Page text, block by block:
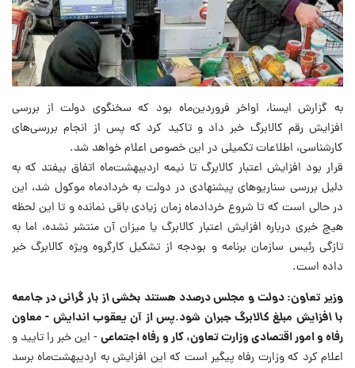
به گزارش ایسنا، اواخر فروردین‌ماه بود که سخنگوی دولت از بررسی
افزایش رقم کالابرگ خبر داد و تاکید کرد که پس از انجام بررسی‌های
کارشناسی، اطلاعات تکمیلی در این خصوص اعلام خواهد شد.
قرار بود افزایش اعتبار کالابرگ تا نیمه اردیبهشت‌ماه اتفاق بیفتد که به
دلیل بررسی سناریوهای پیشنهادی در دولت به خردادماه موکول شد، این
در حالی است که تا شروع خردادماه زمان زیادی باقی نمانده و تا این لحظه
هیچ خبری درباره افزایش اعتبار کالابرگ یا میزان آن منتشر نشده، اما به
تازگی رئیس سازمان برنامه و بودجه از تشکیل کارگروه ویژه کالابرگ خبر
داده است.
وزیر تعاون:دولت و مجلس درصدد هستند بخشی از بار گرانی در جامعه
با افزایش مبلغ کالابرگ جبران شود.پس از آن یعقوب اندایش - معاون
رفاه و امور اقتصادی وزارت تعاون، کار و رفاه اجتماعی- این خبر را تایید و
اعلام کرد که وزارت رفاه پیگیر است که این افزایش به اردیبهشت‌ماه برسد